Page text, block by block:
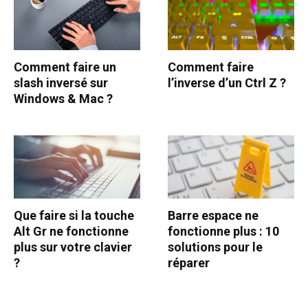
Comment faire un
slash inversé sur
Windows & Mac ?
Comment faire
l’inverse d’un Ctrl Z ?
Que faire si la touche
Alt Gr ne fonctionne
plus sur votre clavier
?
Barre espace ne
fonctionne plus : 10
solutions pour le
réparer